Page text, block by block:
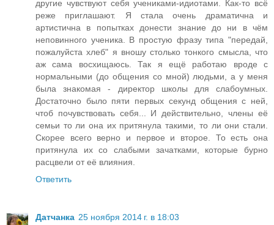
другие чувствуют себя учениками-идиотами. Как-то всё
реже приглашают. Я стала очень драматична и
артистична в попытках донести знание до ни в чём
неповинного ученика. В простую фразу типа "передай,
пожалуйста хлеб" я вношу столько тонкого смысла, что
аж сама восхищаюсь. Так я ещё работаю вроде с
нормальными (до общения со мной) людьми, а у меня
была знакомая - директор школы для слабоумных.
Достаточно было пяти первых секунд общения с ней,
чтоб почувствовать себя... И действительно, члены её
семьи то ли она их притянула такими, то ли они стали.
Скорее всего верно и первое и второе. То есть она
притянула их со слабыми зачатками, которые бурно
расцвели от её влияния.
Ответить
Датчанка 25 ноября 2014 г. в 18:03